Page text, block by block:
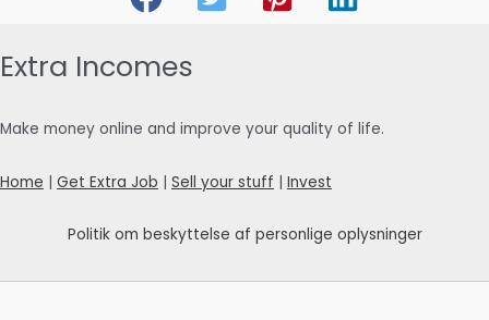
Extra Incomes
Make money online and improve your quality of life.
Home | Get Extra Job | Sell your stuff | Invest
Politik om beskyttelse af personlige oplysninger